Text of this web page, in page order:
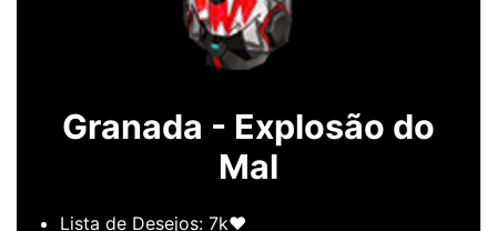
Granada - Explosão do
Mal
Lista de Desejos: 7k❤️